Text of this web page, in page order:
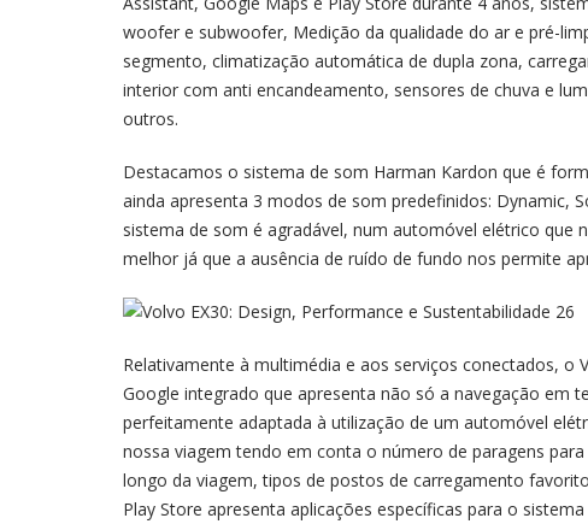
woofer e subwoofer, Medição da qualidade do ar e pré-
segmento, climatização automática de dupla zona,
interior com anti encandeamento, sensores de chuva e
outros.
Destacamos o sistema de som Harman Kardon que é
ainda apresenta 3 modos de som predefinidos: Dynamic,
sistema de som é agradável, num automóvel elétrico
melhor já que a ausência de ruído de fundo nos permite
Relativamente à multimédia e aos serviços conectados, o
Google integrado que apresenta não só a navegação em
perfeitamente adaptada à utilização de um automóvel
nossa viagem tendo em conta o número de paragens
longo da viagem, tipos de postos de carregamento
Play Store apresenta aplicações específicas para o